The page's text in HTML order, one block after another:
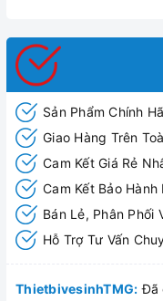
Sản Phẩm Chính
Giao Hàng Trên
Cam Kết Giá Rẻ
Cam Kết Bảo
Bán Lẻ, Phân Phối
Hỗ Trợ Tư Vấn
ThietbivesinhTMG: Đã